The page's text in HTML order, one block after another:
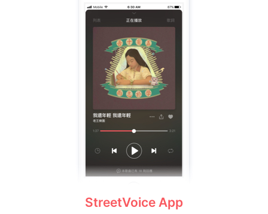
挫折荊棘就是樹葉 實在太多擋不到
我盡力去掃走 可惜春天它又再復蘇
綠油油 似空氣包裹我身
Oh leaf Oh leaf 即管落下吧 我甚麼都不怕
Oh leaf Oh leaf 用盡力抵銷這催化
也可以 讓我苟喘
導演 Director: leungarto
演員 Actor: leungarto
StreetVoice App